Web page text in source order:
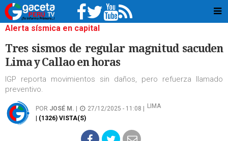
Alerta sísmica en capital
Tres sismos de regular magnitud sacuden
Lima y Callao en horas
IGP reporta movimientos sin daños, pero refuerza llamado
preventivo.
POR JOSÉ M. 27/12/2025 - 11:08 |
LIMA
| (1326) VISTA(S)